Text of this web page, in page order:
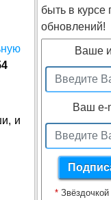
и
быть в курсе
обновлений!
Ваше
Ваш e-
*